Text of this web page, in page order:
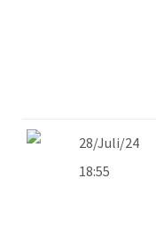
28/Juli/24
18:55